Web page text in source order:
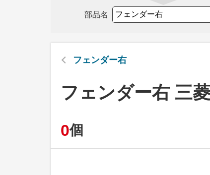
部品名
フェンダー右
フェンダー右 三
0個